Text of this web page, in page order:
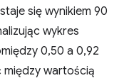
się wynikiem 90
wykres
0,50 a 0,92
między wartością